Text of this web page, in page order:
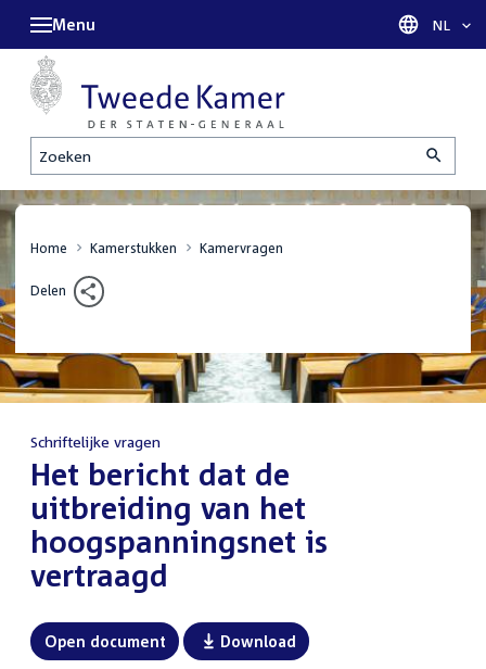
Zoeken
Menu Taal
NL
Home Kamerstukken Kamervragen
Delen
Schriftelijke vragen
:Het bericht dat de
uitbreiding van het
hoogspanningsnet is
vertraagd
Open document Download